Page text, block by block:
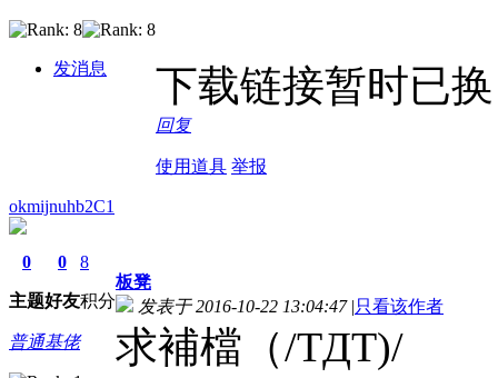
发消息 下载链接暂时已
回复
使用道具 举报
okmijnuhb2C1
0
主题
0
好友
8
积分
普通基佬
板凳
发表于 2016-10-22 13:04:47 |只看该作者
求補檔（/TДT)/